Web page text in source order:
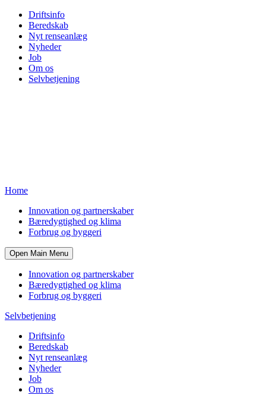
Driftsinfo
Beredskab
Nyt renseanlæg
Nyheder
Job
Om os
Selvbetjening
Home
Innovation og partnerskaber
Bæredygtighed og klima
Forbrug og byggeri
Open Main Menu
Innovation og partnerskaber
Bæredygtighed og klima
Forbrug og byggeri
Selvbetjening
Driftsinfo
Beredskab
Nyt renseanlæg
Nyheder
Job
Om os